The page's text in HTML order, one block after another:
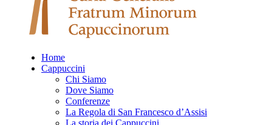
Home
Cappuccini
Chi Siamo
Dove Siamo
Conferenze
La Regola di San Francesco d’Assisi
La storia dei Cappuccini